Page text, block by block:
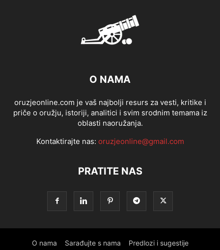
O NAMA
oruzjeonline.com je vaš najbolji resurs za vesti, kritike i
priče o oružju, istoriji, analitici i svim srodnim temama iz
oblasti naoružanja.
Kontaktirajte nas: oruzjeonline@gmail.com
PRATITE NAS
O nama Sarađujte s nama Predlozi i sugestije